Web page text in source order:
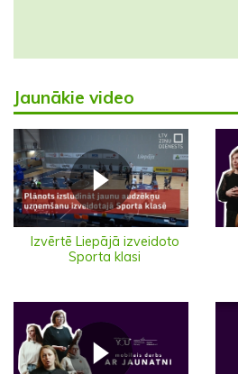
Jaunākie video
Izvērtē Liepājā izveidoto
Sporta klasi